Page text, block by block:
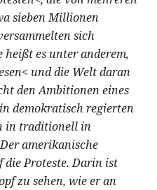
sieben Millionen
sich
heißt es unter anderem,
und die Welt daran
den Ambitionen eines
demokratisch regierten
in traditionell in
amerikanische
die Proteste. Darin ist
zu sehen, wie er an